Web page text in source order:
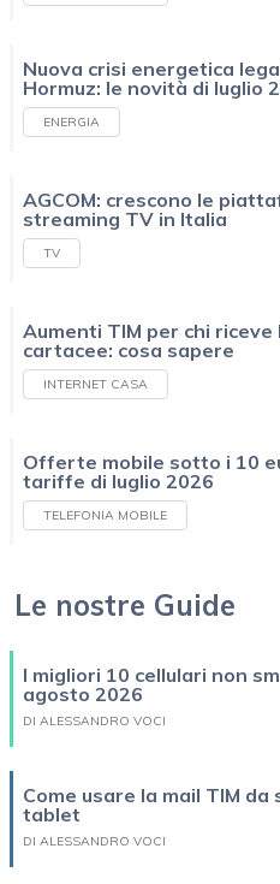
Nuova crisi energetica
Hormuz: le novità di luglio
ENERGIA
AGCOM: crescono le
streaming TV in Italia
TV
Aumenti TIM per chi
cartacee: cosa sapere
INTERNET CASA
Offerte mobile sotto i 10
tariffe di luglio 2026
TELEFONIA MOBILE
Le nostre Guide
I migliori 10 cellulari non
agosto 2026
DI ALESSANDRO VOCI
Come usare la mail TIM
tablet
DI ALESSANDRO VOCI